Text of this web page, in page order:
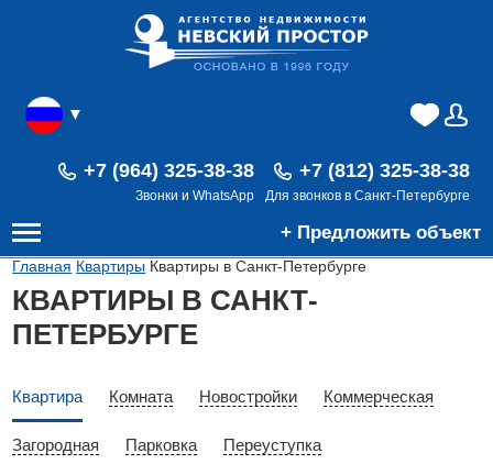
▼ (0)
(0)
+7 (812) 325-38-38
Для звонков в Санкт-Петербурге
+7 (964) 325-38-38
Звонки и WhatsApp
+ Предложить объект
Главная Квартиры Квартиры в Санкт-Петербурге
КВАРТИРЫ В САНКТ-
ПЕТЕРБУРГЕ
Квартира Комната Новостройки Коммерческая
Загородная Парковка Переуступка